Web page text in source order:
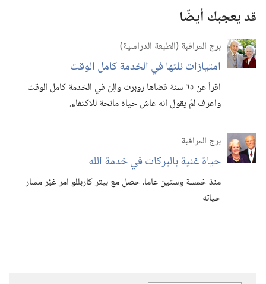
قد يعجبك أيضًا
برج المراقبة (‏الطبعة الدراسية)‏
امتيازات نلتها في الخدمة كامل الوقت
اقرأ عن ٦٥ سنة قضاها روبرت والِن في الخدمة كامل الوقت
واعرف لمَ يقول انه عاش حياة مانحة للاكتفاء.‏
برج المراقبة
حياة غنية بالبركات في خدمة الله
منذ خمسة وستين عاما،‏ حصل مع بيتر كاربللو امر غيَّر مسار
حياته